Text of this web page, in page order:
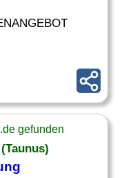
gefunden